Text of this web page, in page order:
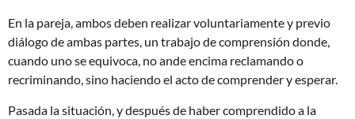
En la pareja, ambos deben realizar voluntariamente y previo
diálogo de ambas partes, un trabajo de comprensión donde,
cuando uno se equivoca, no ande encima reclamando o
recriminando, sino haciendo el acto de comprender y esperar.
Pasada la situación, y después de haber comprendido a la